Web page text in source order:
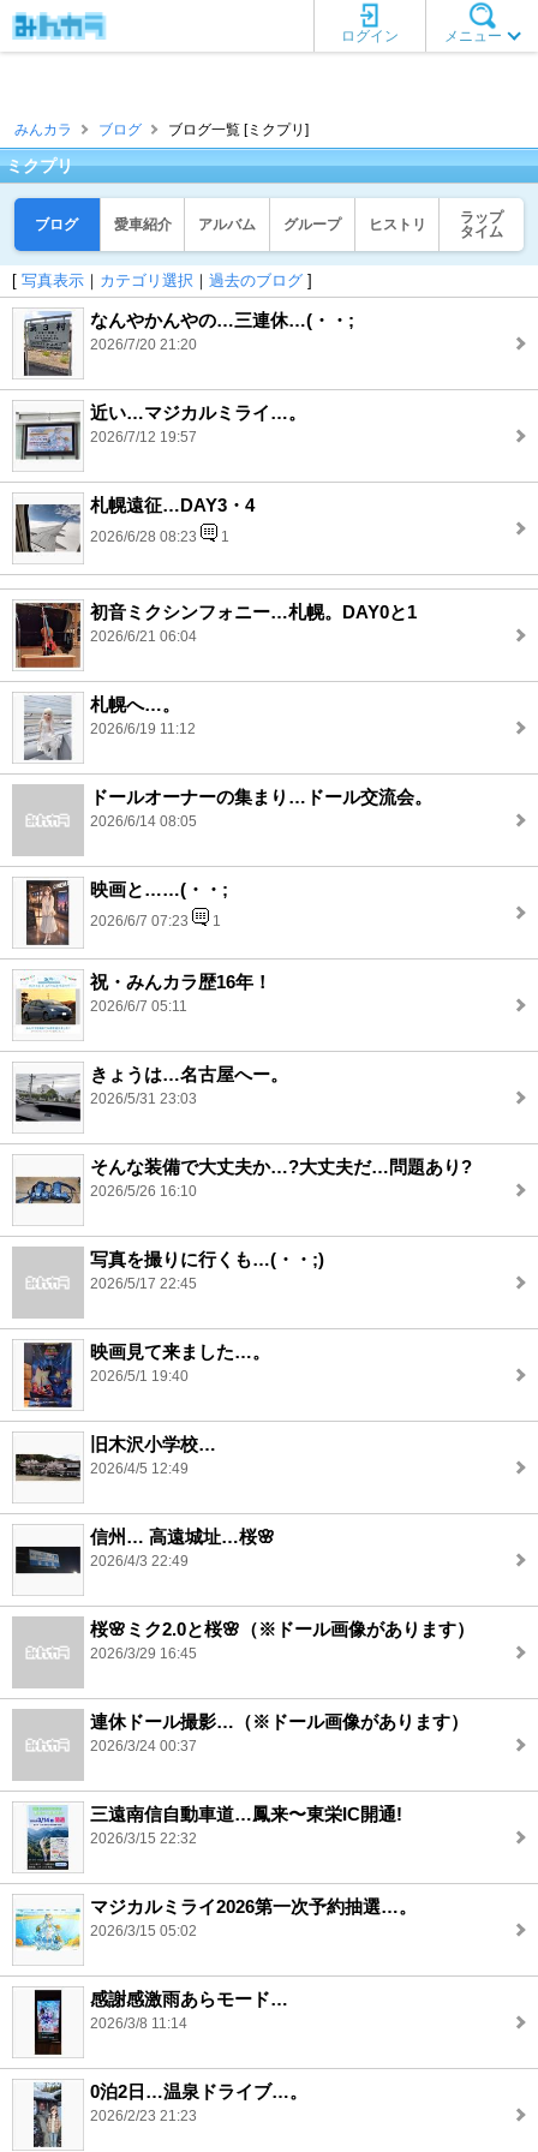
メニュー
ログイン
みんカラ ブログ ブログ一覧 [ミクプリ]
ミクプリ
ブログ 愛車紹介 アルバム グループ ヒストリ
ラップ
タイム
[ 写真表示 ｜ カテゴリ選択 ｜ 過去のブログ ]
なんやかんやの…三連休…(・・;
2026/7/20 21:20
近い…マジカルミライ…。
2026/7/12 19:57
札幌遠征…DAY3・4
2026/6/28 08:23 1
初音ミクシンフォニー…札幌。DAY0と1
2026/6/21 06:04
札幌へ…。
2026/6/19 11:12
ドールオーナーの集まり…ドール交流会。
2026/6/14 08:05
映画と……(・・;
2026/6/7 07:23 1
祝・みんカラ歴16年！
2026/6/7 05:11
きょうは…名古屋へー。
2026/5/31 23:03
そんな装備で大丈夫か…?大丈夫だ…問題あり?
2026/5/26 16:10
写真を撮りに行くも…(・・;)
2026/5/17 22:45
映画見て来ました…。
2026/5/1 19:40
旧木沢小学校…
2026/4/5 12:49
信州… 高遠城址…桜🌸
2026/4/3 22:49
桜🌸ミク2.0と桜🌸（※ドール画像があります）
2026/3/29 16:45
連休ドール撮影…（※ドール画像があります）
2026/3/24 00:37
三遠南信自動車道…鳳来〜東栄IC開通!
2026/3/15 22:32
マジカルミライ2026第一次予約抽選…。
2026/3/15 05:02
感謝感激雨あらモード…
2026/3/8 11:14
0泊2日…温泉ドライブ…。
2026/2/23 21:23